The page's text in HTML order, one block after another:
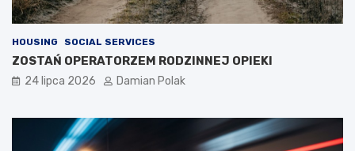
HOUSING SOCIAL SERVICES
ZOSTAŃ OPERATORZEM RODZINNEJ OPIEKI
24 lipca 2026 Damian Polak